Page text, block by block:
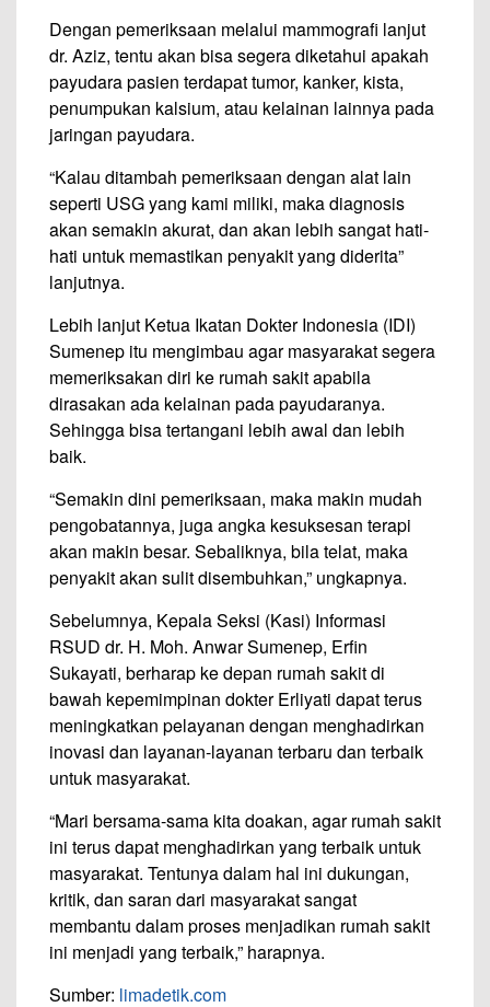
Dengan pemeriksaan melalui mammografi lanjut
dr. Aziz, tentu akan bisa segera diketahui apakah
payudara pasien terdapat tumor, kanker, kista,
penumpukan kalsium, atau kelainan lainnya pada
jaringan payudara.
“Kalau ditambah pemeriksaan dengan alat lain
seperti USG yang kami miliki, maka diagnosis
akan semakin akurat, dan akan lebih sangat hati-
hati untuk memastikan penyakit yang diderita”
lanjutnya.
Lebih lanjut Ketua Ikatan Dokter Indonesia (IDI)
Sumenep itu mengimbau agar masyarakat segera
memeriksakan diri ke rumah sakit apabila
dirasakan ada kelainan pada payudaranya.
Sehingga bisa tertangani lebih awal dan lebih
baik.
“Semakin dini pemeriksaan, maka makin mudah
pengobatannya, juga angka kesuksesan terapi
akan makin besar. Sebaliknya, bila telat, maka
penyakit akan sulit disembuhkan,” ungkapnya.
Sebelumnya, Kepala Seksi (Kasi) Informasi
RSUD dr. H. Moh. Anwar Sumenep, Erfin
Sukayati, berharap ke depan rumah sakit di
bawah kepemimpinan dokter Erliyati dapat terus
meningkatkan pelayanan dengan menghadirkan
inovasi dan layanan-layanan terbaru dan terbaik
untuk masyarakat.
“Mari bersama-sama kita doakan, agar rumah sakit
ini terus dapat menghadirkan yang terbaik untuk
masyarakat. Tentunya dalam hal ini dukungan,
kritik, dan saran dari masyarakat sangat
membantu dalam proses menjadikan rumah sakit
ini menjadi yang terbaik,” harapnya.
Sumber: limadetik.com